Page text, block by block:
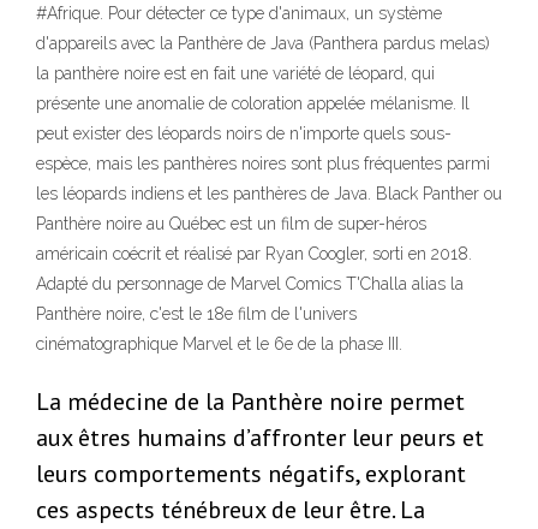
#Afrique. Pour détecter ce type d'animaux, un système
d'appareils avec la Panthère de Java (Panthera pardus melas)
la panthère noire est en fait une variété de léopard, qui
présente une anomalie de coloration appelée mélanisme. Il
peut exister des léopards noirs de n'importe quels sous-
espèce, mais les panthères noires sont plus fréquentes parmi
les léopards indiens et les panthères de Java. Black Panther ou
Panthère noire au Québec est un film de super-héros
américain coécrit et réalisé par Ryan Coogler, sorti en 2018.
Adapté du personnage de Marvel Comics T'Challa alias la
Panthère noire, c'est le 18e film de l'univers
cinématographique Marvel et le 6e de la phase III.
La médecine de la Panthère noire permet
aux êtres humains d’affronter leur peurs et
leurs comportements négatifs, explorant
ces aspects ténébreux de leur être. La